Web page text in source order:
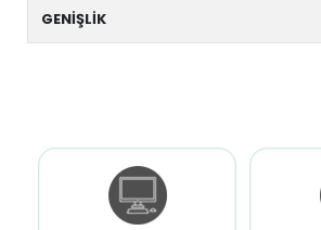
GENİŞLİK